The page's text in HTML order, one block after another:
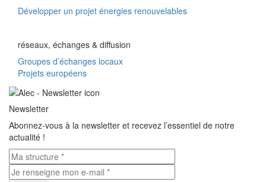
Développer un projet énergies renouvelables
réseaux, échanges & diffusion
Groupes d’échanges locaux
Projets européens
Newsletter
Abonnez-vous à la newsletter et recevez l’essentiel de notre
actualité !